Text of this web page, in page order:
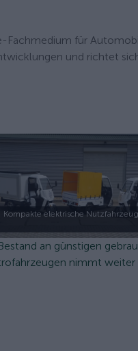
Fachmedium für
und richtet
Kompakte elektrische
an günstigen
nimmt weiter